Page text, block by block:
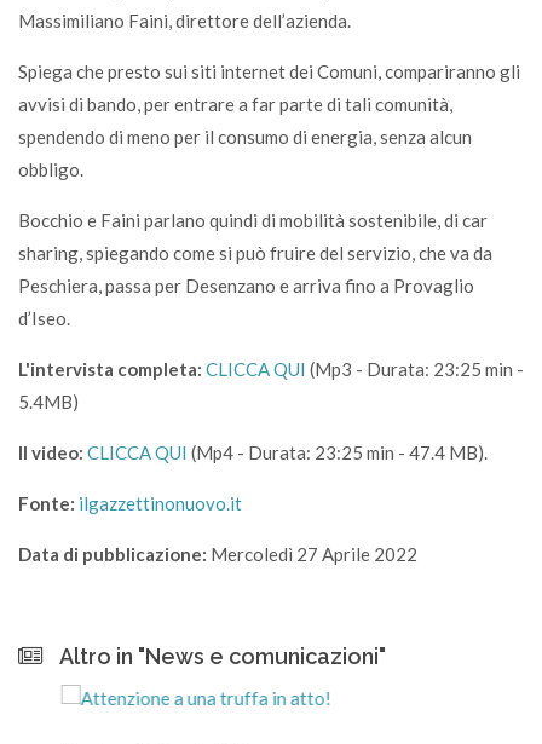
Massimiliano Faini, direttore dell’azienda.
Spiega che presto sui siti internet dei Comuni, compariranno gli
avvisi di bando, per entrare a far parte di tali comunità,
spendendo di meno per il consumo di energia, senza alcun
obbligo.
Bocchio e Faini parlano quindi di mobilità sostenibile, di car
sharing, spiegando come si può fruire del servizio, che va da
Peschiera, passa per Desenzano e arriva fino a Provaglio
d’Iseo.
L'intervista completa: CLICCA QUI (Mp3 - Durata: 23:25 min -
5.4MB)
Il video: CLICCA QUI (Mp4 - Durata: 23:25 min - 47.4 MB).
Fonte: ilgazzettinonuovo.it
Data di pubblicazione: Mercoledì 27 Aprile 2022
Altro in "News e comunicazioni"